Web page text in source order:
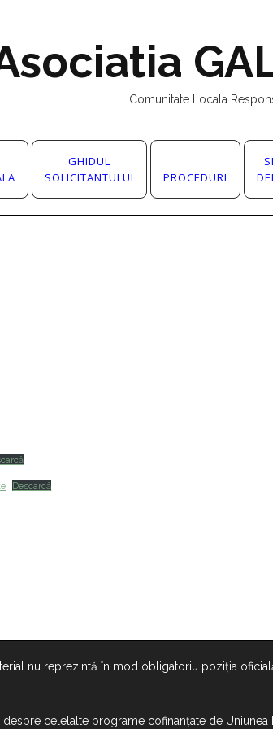
Comunitate Locala
GHIDUL
SOLICITANTULUI
PROCEDURI
Descarcă
nu reprezintă în mod obligatoriu poziția
despre celelalte programe cofinanțate de